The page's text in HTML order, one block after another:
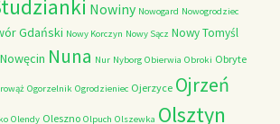
Nowiny Nowogard Nowogrodziec
Gdański Nowy Korczyn Nowy Sącz Nowy Tomyśl
Nowęcin Nuna Nur Nyborg Obierwia Obroki Obryte
Ogorzelnik Ogrodzieniec Ojerzyce Ojrzeń
Olendy Oleszno Olpuch Olszewka Olsztyn